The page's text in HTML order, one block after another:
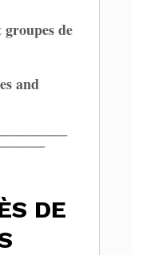
groupes de
and
DE